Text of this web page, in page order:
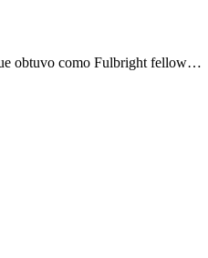
obtuvo como Fulbright fellow…